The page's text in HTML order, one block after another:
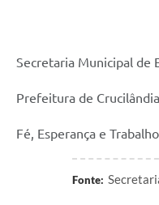
Secretaria Municipal de
Prefeitura de
Fé, Esperança e
Fonte: